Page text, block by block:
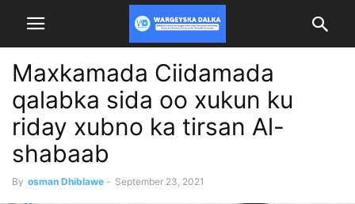
Maxkamada Ciidamada
qalabka sida oo xukun ku
riday xubno ka tirsan Al-
shabaab
By osman Dhiblawe - September 23, 2021